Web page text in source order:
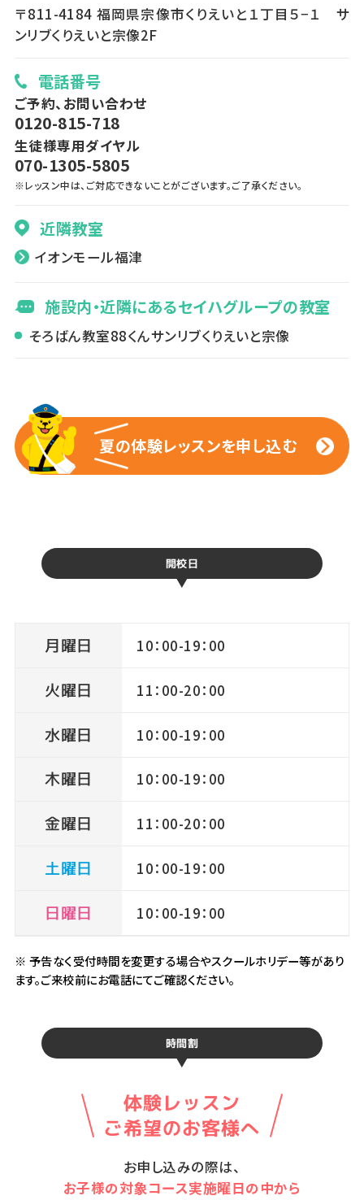
〒811-4184 福岡県宗像市くりえいと１丁目５−１ サ
ンリブくりえいと宗像2F
電話番号
ご予約、お問い合わせ
0120-815-718
生徒様専用ダイヤル
070-1305-5805
※レッスン中は、ご対応できないことがございます。ご了承ください。
近隣教室
イオンモール福津
施設内・近隣にあるセイハグループの教室
そろばん教室88くんサンリブくりえいと宗像
夏の体験レッスンを申し込む
夏の体験レッスンを申し込む
開校日
月曜日
火曜日
水曜日
木曜日
金曜日
土曜日
日曜日
10：00-19：00
11：00-20：00
10：00-19：00
10：00-19：00
11：00-20：00
10：00-19：00
10：00-19：00
※ 予告なく受付時間を変更する場合やスクールホリデー等があり
ます。ご来校前にお電話にてご確認ください。
時間割
体験レッスン
ご希望のお客様へ
お申し込みの際は、
お子様の対象コース実施曜日の中から